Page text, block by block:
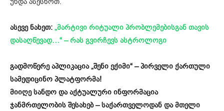
ასევე ნახეთ: „მარტივი რიტუალი პრობლემებისგან თავის
დასაღწევად…“ – რას გვირჩევს ასტროლოგი
გადმოწერე აპლიკაცია „შენი ექიმი“ – პირველი ქართული
სამედიცინო პლატფორმა!
მიიღე სანდო და აქტუალური ინფორმაცია
ჯანმრთელობის შესახებ – საქართველოდან და მთელი